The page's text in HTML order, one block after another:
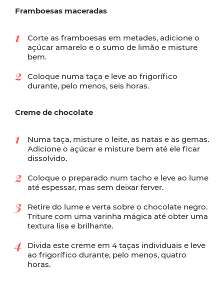
Framboesas maceradas
Corte as framboesas em metades, adicione o
açúcar amarelo e o sumo de limão e misture
bem.
Coloque numa taça e leve ao frigorífico
durante, pelo menos, seis horas.
Creme de chocolate
Numa taça, misture o leite, as natas e as gemas.
Adicione o açúcar e misture bem até ele ficar
dissolvido.
Coloque o preparado num tacho e leve ao lume
até espessar, mas sem deixar ferver.
Retire do lume e verta sobre o chocolate negro.
Triture com uma varinha mágica até obter uma
textura lisa e brilhante.
Divida este creme em 4 taças individuais e leve
ao frigorífico durante, pelo menos, quatro
horas.